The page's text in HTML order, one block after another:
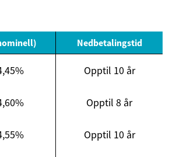
Nedbetalingstid
Opptil 10 år
Opptil 8 år
Opptil 10 år